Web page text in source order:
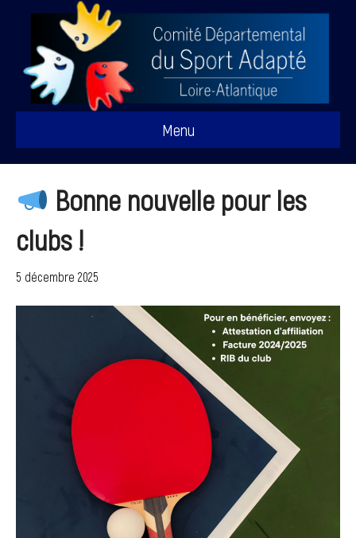
Menu
Bonne nouvelle pour les
clubs !
5 décembre 2025